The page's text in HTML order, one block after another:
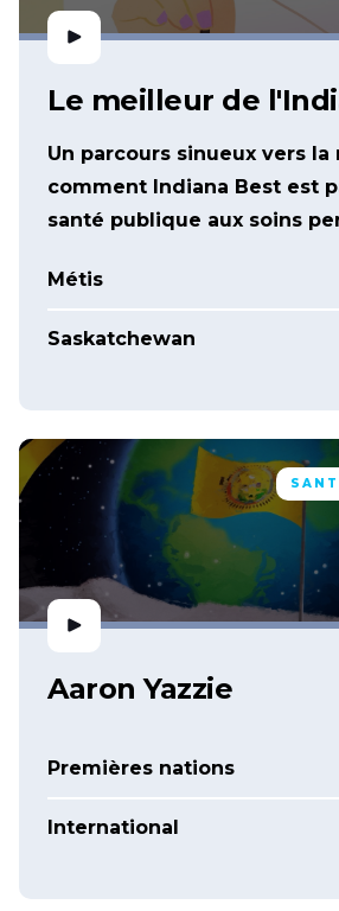
Le meilleur de
Un parcours sinueux vers la
comment Indiana Best est
santé publique aux soins
Métis
Saskatchewan
Aaron Yazzie
Premières nations
International